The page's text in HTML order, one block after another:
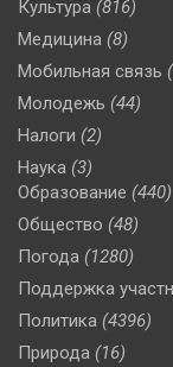
Культура (816)
Медицина (8)
Мобильная связь
Молодежь (44)
Налоги (2)
Наука (3)
Образование (440)
Общество (48)
Погода (1280)
Поддержка
Политика (4396)
Природа (16)